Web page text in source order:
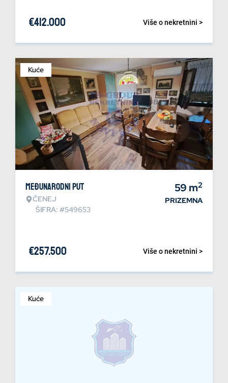
Više o nekretnini >
€412.000
Kuće
Međunarodni put
ČENEJ
ŠIFRA: #549653
59 m2
PRIZEMNA
Više o nekretnini >
€257.500
Kuće